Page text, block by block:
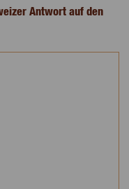
Antwort auf den